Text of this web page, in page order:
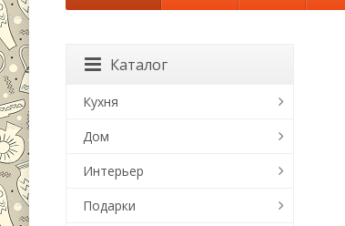
Каталог
Кухня
Дом
Интерьер
Подарки